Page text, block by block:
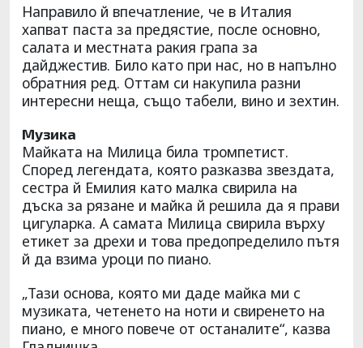
Направило й впечатление, че в Италия
хапват паста за предястие, после основно,
салата и местната ракия грапа за
дайджестив. Било като при нас, но в напълно
обратния ред. Оттам си накупила разни
интересни неща, също табели, вино и зехтин.
Музика
Майката на Милица била тромпетист.
Според легендата, която разказва звездата,
сестра й Емилия като малка свирила на
дъска за рязане и майка й решила да я прави
цигуларка. А самата Милица свирила върху
етикет за дрехи и това предопределило пътя
й да взима уроци по пиано.
„Тази основа, която ми даде майка ми с
музиката, четенето на ноти и свиренето на
пиано, е много повече от останалите“, казва